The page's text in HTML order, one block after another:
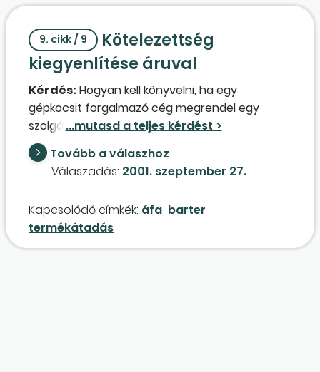
számítjuk be? Ekkor milyen árfolyamot kell
alkalmazni?
9. cikk / 9
Kötelezettség
kiegyenlítése áruval
Kérdés: Hogyan kell könyvelni, ha egy
gépkocsit forgalmazó cég megrendel egy
szolgáltatást, és annak ellenértékét – pénz
hiányában – gépkocsival szeretné
kiegyenlíteni? Ez barter
Tovább a válaszhoz
Válaszadás: 2001. szeptember 27.
Kapcsolódó címkék: áfa barter
termékátadás